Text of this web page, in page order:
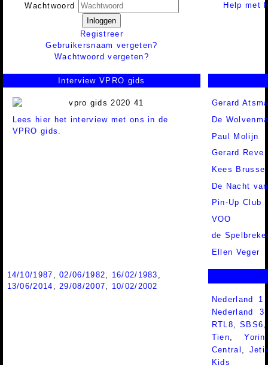
Wachtwoord
Inloggen
Registreer
Gebruikersnaam vergeten?
Wachtwoord vergeten?
Help met
Interview VPRO gids
Lees hier het interview met ons in de
VPRO gids.
Gerard
De
Paul Molijn
Gerard Reve
Kees Brusse
De Nacht
Pin-Up Club
VOO
de
Ellen Veger
14/10/1987 ,02/06/1982, 16/02/1983 ,
13/06/2014 ,29/08/2007, 10/02/2002
Nederland 1
Nederland
RTL8 ,SBS6
Tien ,Yorin
Central
Kids